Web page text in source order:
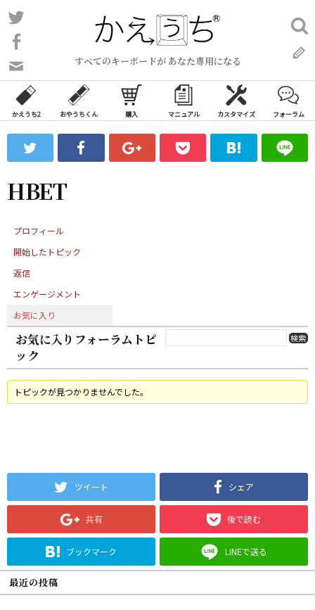
コ
ン
ン
ツ
ス
ッ
プ
すべてのキーボードが あなた専用になる
い
合
わ
フ
ォ
ム
検
索:
かえうち2 おやうちくん 購入 マニュアル カスタマイズ フォーラム
HBET
プロフィール
開始したトピック
返信
エンゲージメント
お気に入り
お気に入りフォーラムトピ
ック
トピックが見つかりませんでした。
ツイート シェア
共有 後で読む
ブックマーク LINEで送る
最近の投稿